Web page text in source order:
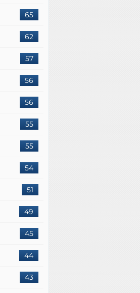
65
62
57
56
56
55
55
54
51
49
45
44
43